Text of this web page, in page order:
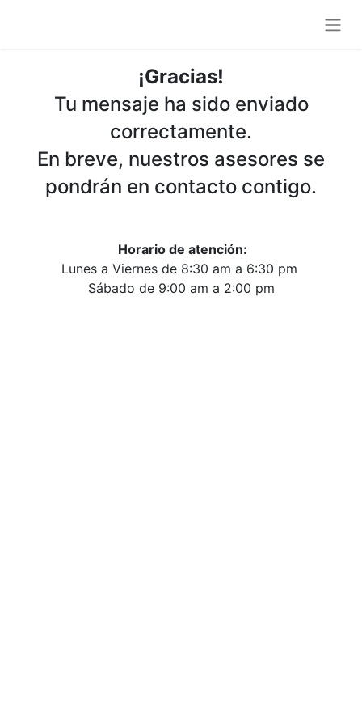
¡Gracias!
Tu mensaje ha sido enviado
correctamente.
En breve, nuestros asesores se
pondrán en contacto contigo.
Horario de atención:
Lunes a Viernes de 8:30 am a 6:30 pm
Sábado de 9:00 am a 2:00 pm